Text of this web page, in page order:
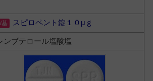
スピロペント錠１０μｇ
ンブテロール塩酸塩